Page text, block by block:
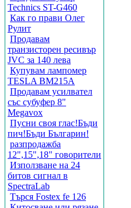
Technics ST-G460
Как го прави Олег
Рулит
Продавам
транзисторен ресивър
JVC за 140 лева
Купувам лампомер
TESLA BM215A
Продавам усилвател
със субуфер 8"
Megavox
Пусни своя глас!Бъди
пич!Бъди Българин!
разпродажба
12",15",18" говорители
Използване на 24
битов сигнал в
SpectraLab
Търся Fostex fe 126